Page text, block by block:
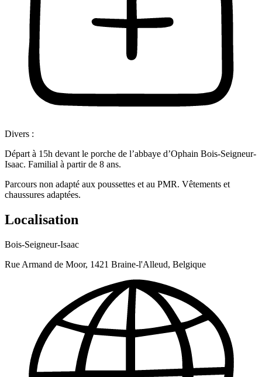
Divers :
Départ à 15h devant le porche de l’abbaye d’Ophain Bois-Seigneur-
Isaac. Familial à partir de 8 ans.
Parcours non adapté aux poussettes et au PMR. Vêtements et
chaussures adaptées.
Localisation
Bois-Seigneur-Isaac
Rue Armand de Moor, 1421 Braine-l'Alleud, Belgique